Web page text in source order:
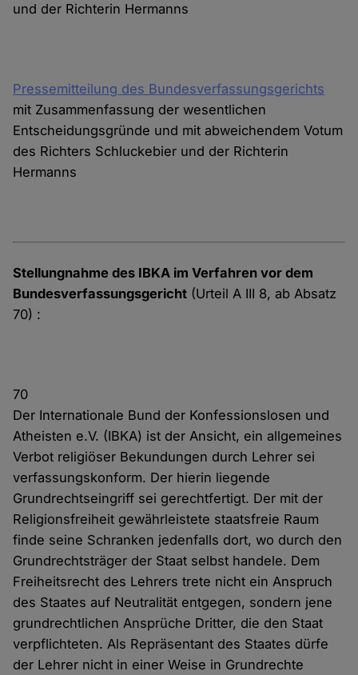
und der Richterin Hermanns
Pressemitteilung des Bundesverfassungsgerichts
mit Zusammenfassung der wesentlichen
Entscheidungsgründe und mit abweichendem Votum
des Richters Schluckebier und der Richterin
Hermanns
Stellungnahme des IBKA im Verfahren vor dem
Bundesverfassungsgericht (Urteil A III 8, ab Absatz
70) :
70
Der Internationale Bund der Konfessionslosen und
Atheisten e.V. (IBKA) ist der Ansicht, ein allgemeines
Verbot religiöser Bekundungen durch Lehrer sei
verfassungskonform. Der hierin liegende
Grundrechtseingriff sei gerechtfertigt. Der mit der
Religionsfreiheit gewährleistete staatsfreie Raum
finde seine Schranken jedenfalls dort, wo durch den
Grundrechtsträger der Staat selbst handele. Dem
Freiheitsrecht des Lehrers trete nicht ein Anspruch
des Staates auf Neutralität entgegen, sondern jene
grundrechtlichen Ansprüche Dritter, die den Staat
verpflichteten. Als Repräsentant des Staates dürfe
der Lehrer nicht in einer Weise in Grundrechte